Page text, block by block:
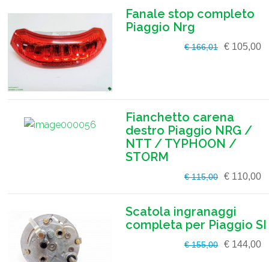
Fanale stop completo
Piaggio Nrg
€ 166,01 € 105,00
Fianchetto carena
destro Piaggio NRG /
NTT / TYPHOON /
STORM
€ 115,00 € 110,00
Scatola ingranaggi
completa per Piaggio SI
€ 155,00 € 144,00